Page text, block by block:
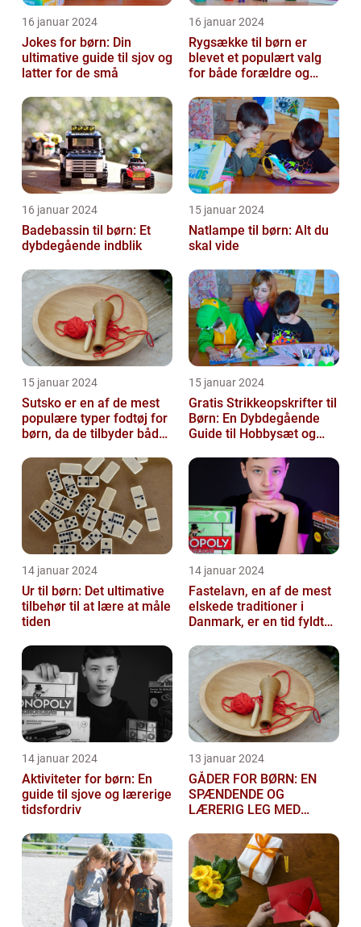
16 januar 2024
Jokes for børn: Din
ultimative guide til sjov og
latter for de små
16 januar 2024
Rygsække til børn er
blevet et populært valg
for både forældre og
transport...
16 januar 2024
Badebassin til børn: Et
dybdegående indblik
15 januar 2024
Natlampe til børn: Alt du
skal vide
15 januar 2024
Sutsko er en af de mest
populære typer fodtøj for
børn, da de tilbyder både
15 januar 2024
Gratis Strikkeopskrifter til
Børn: En Dybdegående
Guide til Hobbysæt og
14 januar 2024
Ur til børn: Det ultimative
tilbehør til at lære at måle
tiden
14 januar 2024
Fastelavn, en af de mest
elskede traditioner i
Danmark, er en tid fyldt
festligheder fo...
14 januar 2024
Aktiviteter for børn: En
guide til sjove og lærerige
tidsfordriv
13 januar 2024
GÅDER FOR BØRN: EN
SPÆNDENDE OG
LÆRERIG LEG MED